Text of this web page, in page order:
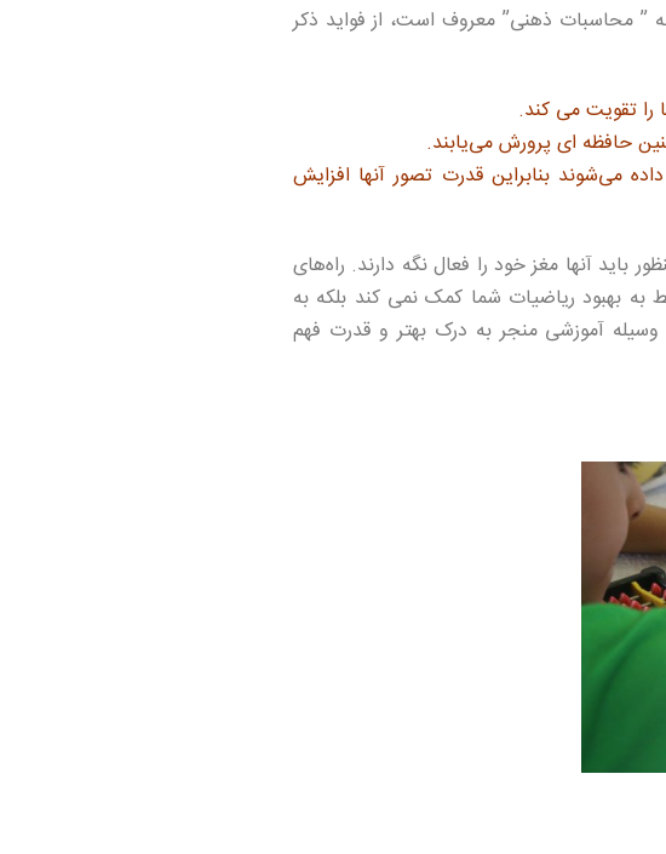
” محاسبات ذهنی” معروف است، از فواید ذکر
را تقویت می کند.
حافظه ای پرورش می‌یابند.
می‌شوند بنابراین قدرت تصور آنها افزایش
باید آنها مغز خود را فعال نگه دارند. راه‌های
به بهبود ریاضیات شما کمک نمی کند بلکه به
آموزشی منجر به درک بهتر و قدرت فهم